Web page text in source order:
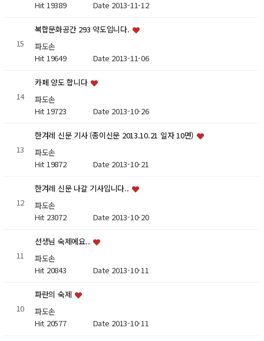
Hit 19389 Date 2013-11-12
15
복합문화공간 293 약도입니다.
파도손
Hit 19649 Date 2013-11-06
14
카페 양도 합니다
파도손
Hit 19723 Date 2013-10-26
13
한겨레 신문 기사 (종이신문 2013.10.21 일자 10면)
파도손
Hit 19872 Date 2013-10-21
12
한겨레 신문 나갈 기사입니다..
파도손
Hit 23072 Date 2013-10-20
11
선생님 숙제에요..
파도손
Hit 20843 Date 2013-10-11
10
파란의 숙제
파도손
Hit 20577 Date 2013-10-11